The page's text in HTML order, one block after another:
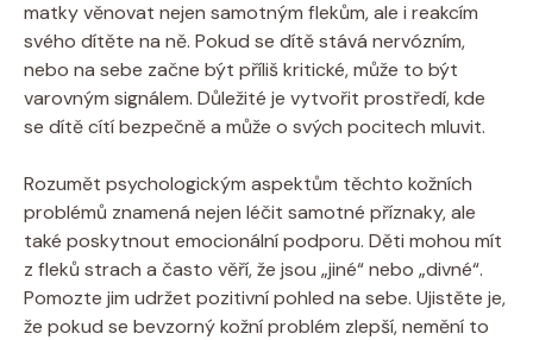
matky věnovat nejen samotným flekům, ale i reakcím
svého dítěte na ně. Pokud se dítě stává nervózním,
nebo na sebe začne být příliš kritické, může to být
varovným signálem. Důležité je vytvořit prostředí, kde
se dítě cítí bezpečně a může o svých pocitech mluvit.
Rozumět psychologickým aspektům těchto kožních
problémů znamená nejen léčit samotné příznaky, ale
také poskytnout emocionální podporu. Děti mohou mít
z fleků strach a často věří, že jsou „jiné“ nebo „divné“.
Pomozte jim udržet pozitivní pohled na sebe. Ujistěte je,
že pokud se bevzorný kožní problém zlepší, nemění to